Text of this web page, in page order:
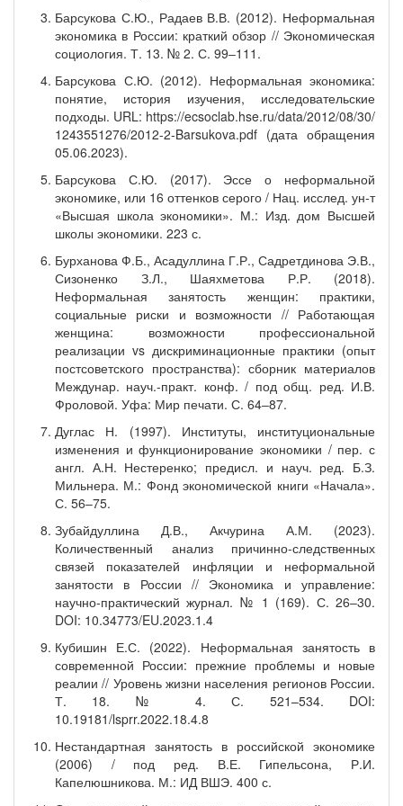
Барсукова С.Ю., Радаев В.В. (2012). Неформальная
экономика в России: краткий обзор // Экономическая
социология. Т. 13. № 2. С. 99‒111.
Барсукова С.Ю. (2012). Неформальная экономика:
понятие, история изучения, исследовательские
подходы. URL: https://ecsoclab.hse.ru/data/2012/08/30/
1243551276/2012-2-Barsukova.pdf (дата обращения
05.06.2023).
Барсукова С.Ю. (2017). Эссе о неформальной
экономике, или 16 оттенков серого / Нац. исслед. ун-т
«Высшая школа экономики». М.: Изд. дом Высшей
школы экономики. 223 с.
Бурханова Ф.Б., Асадуллина Г.Р., Садретдинова Э.В.,
Сизоненко З.Л., Шаяхметова Р.Р. (2018).
Неформальная занятость женщин: практики,
социальные риски и возможности // Работающая
женщина: возможности профессиональной
реализации vs дискриминационные практики (опыт
постсоветского пространства): сборник материалов
Междунар. науч.-практ. конф. / под общ. ред. И.В.
Фроловой. Уфа: Мир печати. С. 64‒87.
Дуглас Н. (1997). Институты, институциональные
изменения и функционирование экономики / пер. с
англ. А.Н. Нестеренко; предисл. и науч. ред. Б.З.
Мильнера. М.: Фонд экономической книги «Начала».
С. 56‒75.
Зубайдуллина Д.В., Акчурина А.М. (2023).
Количественный анализ причинно-следственных
связей показателей инфляции и неформальной
занятости в России // Экономика и управление:
научно-практический журнал. № 1 (169). С. 26‒30.
DOI: 10.34773/EU.2023.1.4
Кубишин Е.С. (2022). Неформальная занятость в
современной России: прежние проблемы и новые
реалии // Уровень жизни населения регионов России.
Т. 18. № 4. С. 521–534. DOI:
10.19181/lsprr.2022.18.4.8
Нестандартная занятость в российской экономике
(2006) / под ред. В.Е. Гипельсона, Р.И.
Капелюшникова. М.: ИД ВШЭ. 400 с.